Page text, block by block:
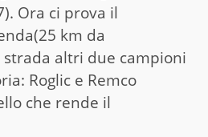
Ora ci prova il
km da
strada altri due campioni
Roglic e Remco
che rende il